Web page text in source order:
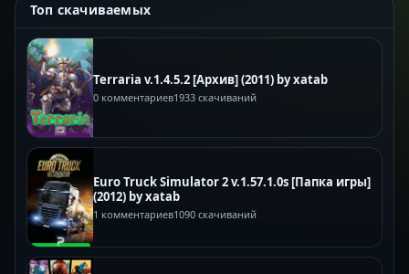
Топ скачиваемых
Terraria v.1.4.5.2 [Архив] (2011) by xatab
0 комментариев1933 скачиваний
Euro Truck Simulator 2 v.1.57.1.0s [Папка игры]
(2012) by xatab
1 комментариев1090 скачиваний